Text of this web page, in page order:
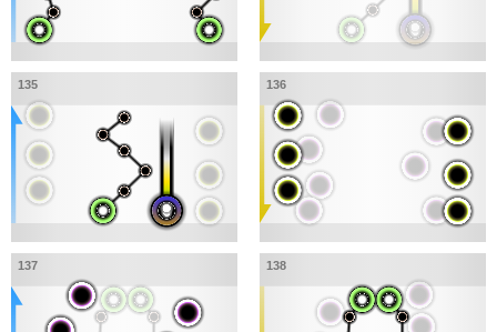
135 136
137 138